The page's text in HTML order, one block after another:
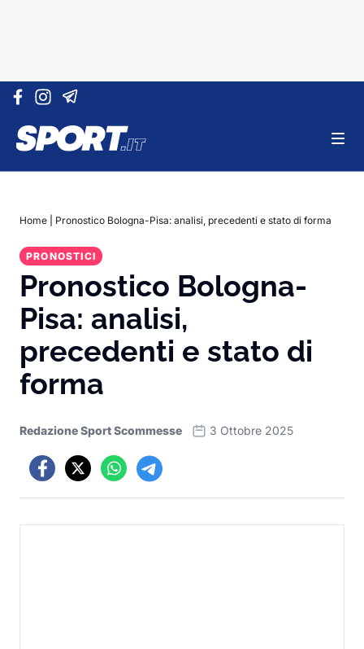
Vai al contenuto
Home Pronostico Bologna-Pisa: analisi, precedenti e stato di forma
PRONOSTICI
Pronostico Bologna-
Pisa: analisi,
precedenti e stato di
forma
Redazione Sport Scommesse 3 Ottobre 2025